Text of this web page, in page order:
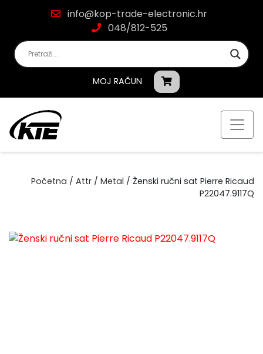
info@kop-trade-electronic.hr
048/812-525
MOJ RAČUN
Početna / Attr / Metal / Ženski ručni sat Pierre Ricaud
P22047.9117Q